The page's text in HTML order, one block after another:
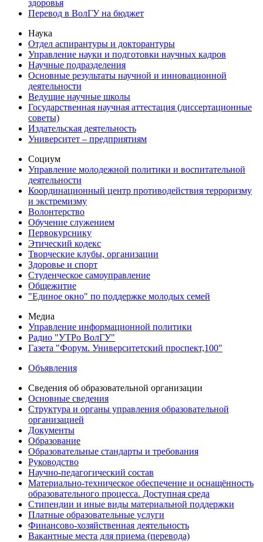
здоровья
Перевод в ВолГУ на бюджет
Наука
Отдел аспирантуры и докторантуры
Управление науки и подготовки научных кадров
Научные подразделения
Основные результаты научной и инновационной
деятельности
Ведущие научные школы
Государственная научная аттестация (диссертационные
советы)
Издательская деятельность
Университет – предприятиям
Социум
Управление молодежной политики и воспитательной
деятельности
Координационный центр противодействия терроризму
и экстремизму
Волонтерство
Обучение служением
Первокурснику
Этический кодекс
Творческие клубы, организации
Здоровье и спорт
Студенческое самоуправление
Общежитие
"Единое окно" по поддержке молодых семей
Медиа
Управление информационной политики
Радио "УТРо ВолГУ"
Газета "Форум. Университетский проспект,100"
Объявления
Сведения об образовательной организации
Основные сведения
Структура и органы управления образовательной
организацией
Документы
Образование
Образовательные стандарты и требования
Руководство
Научно-педагогический состав
Материально-техническое обеспечение и оснащённость
образовательного процесса. Доступная среда
Стипендии и иные виды материальной поддержки
Платные образовательные услуги
Финансово-хозяйственная деятельность
Вакантные места для приема (перевода)